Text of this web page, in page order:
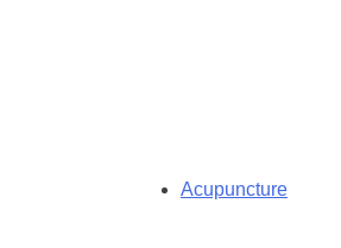
Acupuncture